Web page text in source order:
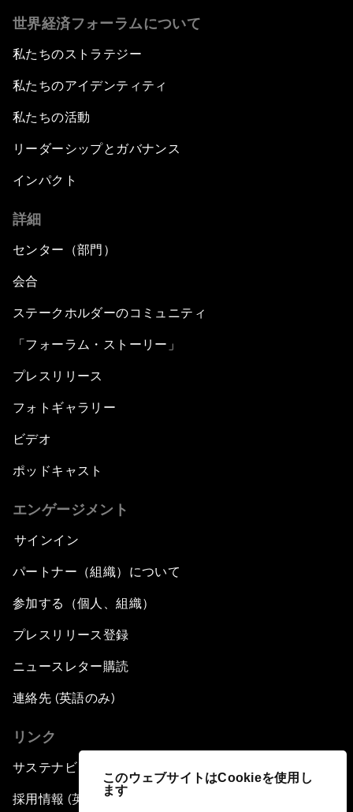
このウェブサイトはCookieを使用し
ます
世界経済フォーラムについて
私たちのストラテジー
私たちのアイデンティティ
私たちの活動
リーダーシップとガバナンス
インパクト
詳細
センター（部門）
会合
ステークホルダーのコミュニティ
「フォーラム・ストーリー」
プレスリリース
フォトギャラリー
ビデオ
ポッドキャスト
エンゲージメント
サインイン
パートナー（組織）について
参加する（個人、組織）
プレスリリース登録
ニュースレター購読
連絡先 (英語のみ)
リンク
サステナビリティへの取り組み
採用情報 (英語のみ)